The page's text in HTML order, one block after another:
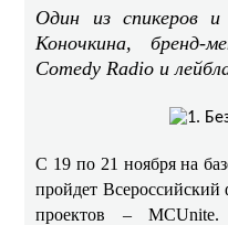
Один из спикеров
Коночкина,
Comedy Radio и
С 19 по 21 ноября на
пройдет Всероссийский
проектов – MCUnite.